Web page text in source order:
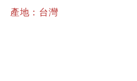
產地：台灣